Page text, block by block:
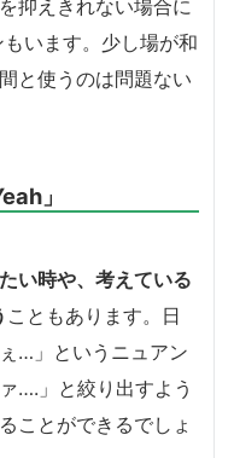
抑えきれない場合に
もいます。少し場が和
と使うのは問題ない
」
い時や、考えている
こともあります。日
…」というニュアン
….」と絞り出すよう
ことができるでしょ